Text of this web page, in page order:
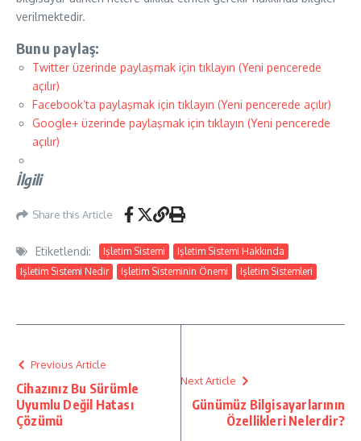
verilmektedir.
Bunu paylaş:
Twitter üzerinde paylaşmak için tıklayın (Yeni pencerede
açılır)
Facebook’ta paylaşmak için tıklayın (Yeni pencerede açılır)
Google+ üzerinde paylaşmak için tıklayın (Yeni pencerede
açılır)
İlgili
Share this Article
Etiketlendi: Işletim Sistemi
Işletim Sistemi Hakkında
Işletim Sistemi Nedir
Işletim Sisteminin Önemi Işletim Sistemleri
Previous Article
Cihazınız Bu Sürümle
Uyumlu Değil Hatası
Çözümü
Next Article
Günümüz Bilgisayarlarının
Özellikleri Nelerdir?